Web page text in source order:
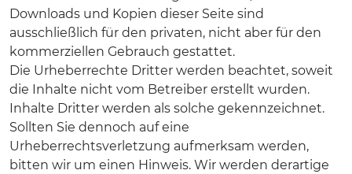
Downloads und Kopien dieser Seite sind
ausschließlich für den privaten, nicht aber für den
kommerziellen Gebrauch gestattet.
Die Urheberrechte Dritter werden beachtet, soweit
die Inhalte nicht vom Betreiber erstellt wurden.
Inhalte Dritter werden als solche gekennzeichnet.
Sollten Sie dennoch auf eine
Urheberrechtsverletzung aufmerksam werden,
bitten wir um einen Hinweis. Wir werden derartige